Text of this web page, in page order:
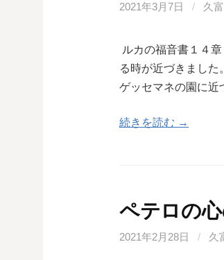
2021年3月7日 / 久
ルカの福音書１４
る時が近づきまし
ゲッセマネの園に
続きを読む →
ペテロの
2021年2月28日 / 久